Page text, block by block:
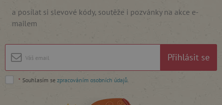
a posílat si slevové kódy, soutěže i pozvánky na akce e-
mailem
Přihlásit se
* Souhlasím se zpracováním osobních údajů.
cjConsent